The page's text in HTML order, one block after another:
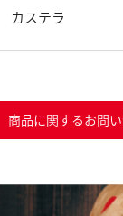
カステラ
商品に関するお問